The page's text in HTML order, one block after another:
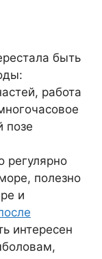
быть
работа
позе
регулярно
полезно
и
интересен